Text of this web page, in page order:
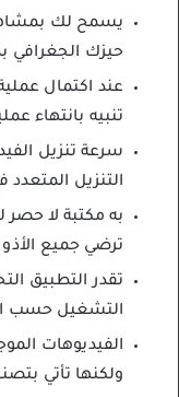
يسمح لك
حيزك الجغرافي
عند اكتمال
تنبيه بانتهاء
سرعة تنزيل
التنزيل
به مكتبة لا حصر
ترضي جميع
تقدر التطبيق
التشغيل حسب
الفيديوهات
ولكنها تأتي